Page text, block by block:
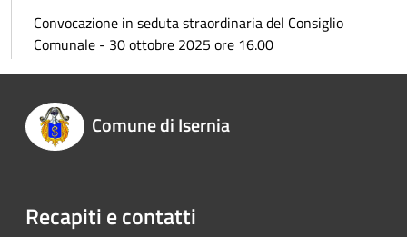
Convocazione in seduta straordinaria del Consiglio
Comunale - 30 ottobre 2025 ore 16.00
Comune di Isernia
Recapiti e contatti